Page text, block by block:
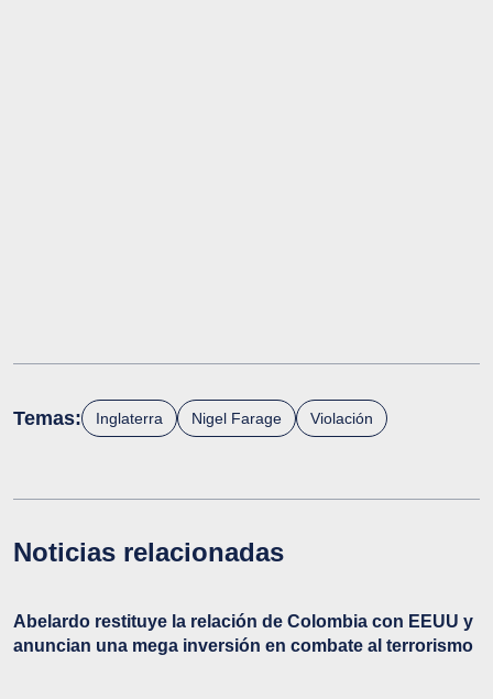
Temas: Inglaterra Nigel Farage Violación
Noticias relacionadas
Abelardo restituye la relación de Colombia con EEUU y
anuncian una mega inversión en combate al terrorismo